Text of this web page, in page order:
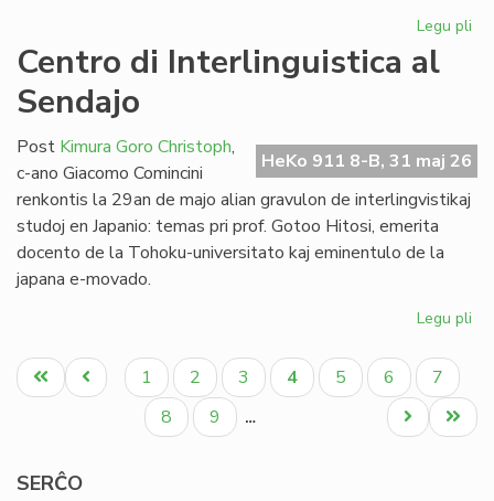
Legu pli
de
Centro di Interlinguistica al
Sendajo
HeKo 911 8-B, 31 maj 26
Post Kimura Goro Christoph,
c-ano Giacomo Comincini
renkontis la 29an de majo alian gravulon de interlingvistikaj
studoj en Japanio: temas pri prof. Gotoo Hitosi, emerita
docento de la Tohoku-universitato kaj eminentulo de la
japana e-movado.
Legu pli
al
Pagination
Unua
paĝo
Antaŭa
paĝo
Paĝo
1 Paĝo
2 Paĝo
3
Aktuala
paĝo
4 Paĝo
5 Paĝo
6 Paĝo
7
Paĝo
8 Paĝo
9 …
Last
page
Next
page
SERĈO